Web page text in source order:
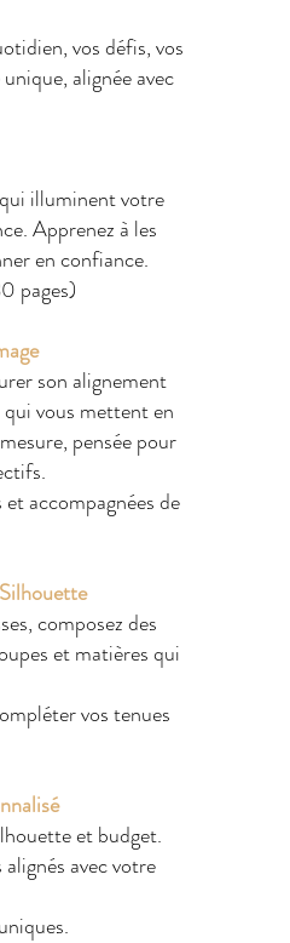
vos défis, vos
alignée avec
illuminent votre
Apprenez à les
en confiance.
pages)
son alignement
vous mettent en
pensée pour
accompagnées de
composez des
et matières qui
vos tenues
et budget.
avec votre